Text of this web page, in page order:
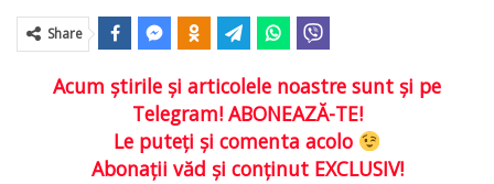
Share
Acum ştirile şi articolele noastre sunt şi pe
Telegram! ABONEAZĂ-TE!
Le puteţi şi comenta acolo
Abonaţii văd şi conţinut EXCLUSIV!